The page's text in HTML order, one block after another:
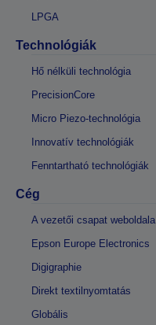
LPGA
Technológiák
Hő nélküli technológia
PrecisionCore
Micro Piezo-technológia
Innovatív technológiák
Fenntartható technológiák
Cég
A vezetői csapat weboldala
Epson Europe Electronics
Digigraphie
Direkt textilnyomtatás
Globális